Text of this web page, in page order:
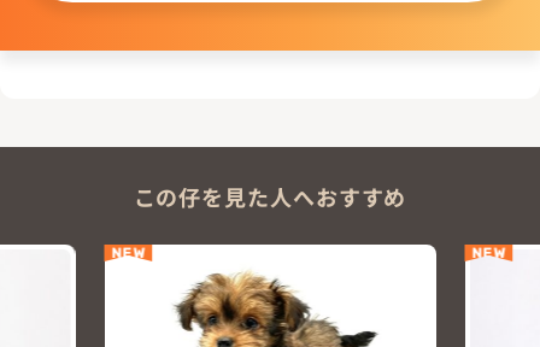
この仔を見た人へおすすめ